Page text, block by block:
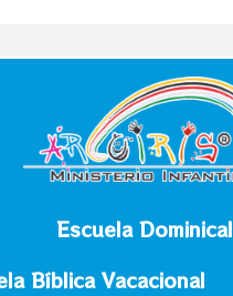
Escuela Dominical
Bíblica Vacacional